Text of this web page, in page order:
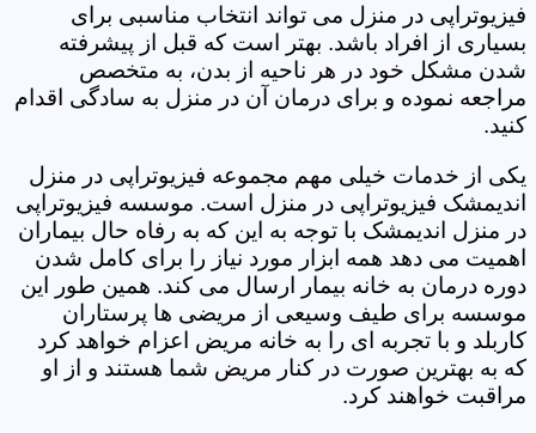
فیزیوتراپی در منزل می تواند انتخاب مناسبی برای
بسیاری از افراد باشد. بهتر است که قبل از پیشرفته
شدن مشکل خود در هر ناحیه از بدن، به متخصص
مراجعه نموده و برای درمان آن در منزل به سادگی اقدام
کنید.
یکی از خدمات خیلی مهم مجموعه فیزیوتراپی در منزل
اندیمشک فیزیوتراپی در منزل است. موسسه فیزیوتراپی
در منزل اندیمشک با توجه به این که به رفاه حال بیماران
اهمیت می دهد همه ابزار مورد نیاز را برای کامل شدن
دوره درمان به خانه بیمار ارسال می کند. همین طور این
موسسه برای طیف وسیعی از مریضی ها پرستاران
کاربلد و با تجربه ای را به خانه مریض اعزام خواهد کرد
که به بهترین صورت در کنار مریض شما هستند و از او
مراقبت خواهند کرد.